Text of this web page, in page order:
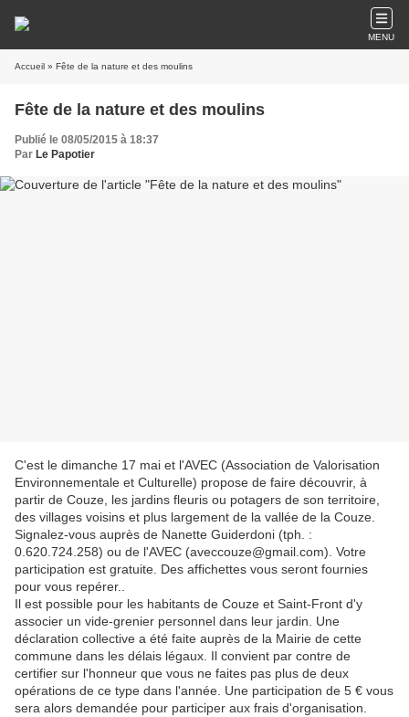
MENU
Accueil » Fête de la nature et des moulins
Fête de la nature et des moulins
Publié le 08/05/2015 à 18:37
Par Le Papotier
C'est le dimanche 17 mai et l'AVEC (Association de Valorisation
Environnementale et Culturelle) propose de faire découvrir, à
partir de Couze, les jardins fleuris ou potagers de son territoire,
des villages voisins et plus largement de la vallée de la Couze.
Signalez-vous auprès de Nanette Guiderdoni (tph. :
0.620.724.258) ou de l'AVEC (aveccouze@gmail.com). Votre
participation est gratuite. Des affichettes vous seront fournies
pour vous repérer..
Il est possible pour les habitants de Couze et Saint-Front d'y
associer un vide-grenier personnel dans leur jardin. Une
déclaration collective a été faite auprès de la Mairie de cette
commune dans les délais légaux. Il convient par contre de
certifier sur l'honneur que vous ne faites pas plus de deux
opérations de ce type dans l'année. Une participation de 5 € vous
sera alors demandée pour participer aux frais d'organisation.